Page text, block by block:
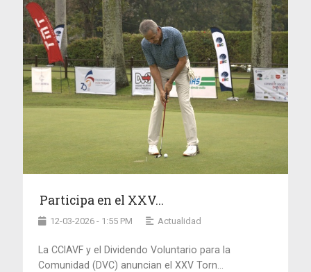
Participa en el XXV...
12-03-2026 - 1:55 PM Actualidad
La CCIAVF y el Dividendo Voluntario para la
Comunidad (DVC) anuncian el XXV Torn...